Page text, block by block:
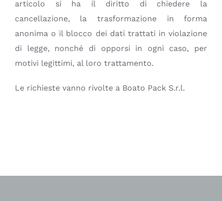
articolo si ha il diritto di chiedere la
cancellazione, la trasformazione in forma
anonima o il blocco dei dati trattati in violazione
di legge, nonché di opporsi in ogni caso, per
motivi legittimi, al loro trattamento.
Le richieste vanno rivolte a Boato Pack S.r.l.